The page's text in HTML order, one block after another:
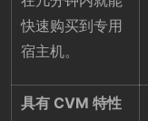
快速购买到专用
宿主机。
具有 CVM 特性